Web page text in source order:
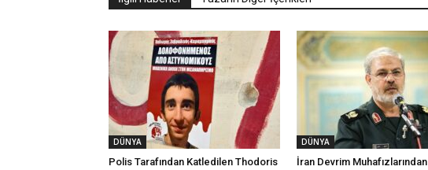
DÜNYA
Polis Tarafından Katledilen Thodoris
DÜNYA
İran Devrim Muhafızlarından